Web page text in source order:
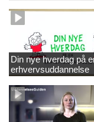
Din nye hverdag på
erhvervsuddannelse